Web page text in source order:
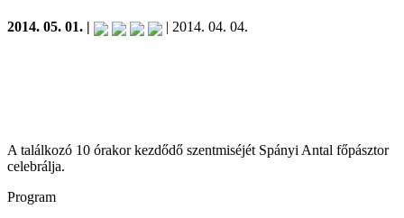
2014. 05. 01. | | 2014. 04. 04.
A találkozó 10 órakor kezdődő szentmiséjét Spányi Antal főpásztor
celebrálja.
Program